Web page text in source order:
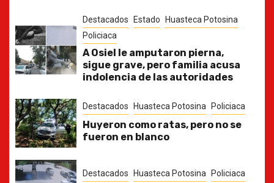
Destacados Estado
Huasteca Potosina
Policiaca
A Osiel le amputaron pierna,
sigue grave, pero familia acusa
indolencia de las autoridades
Destacados Huasteca Potosina Policiaca
Huyeron como ratas, pero no se
fueron en blanco
Destacados Huasteca Potosina Policiaca